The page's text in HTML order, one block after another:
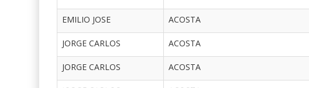
EMILIO JOSE ACOSTA
JORGE CARLOS ACOSTA
JORGE CARLOS ACOSTA